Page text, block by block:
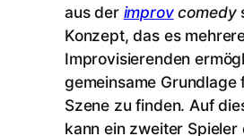
aus der improvcomedy
Konzept, das es
Improvisierenden
gemeinsame Grundlage
Szene zu finden. Auf
kann ein zweiter Spieler